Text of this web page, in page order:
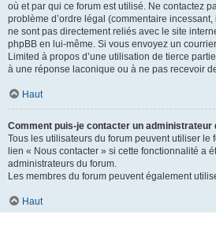
où et par qui ce forum est utilisé. Ne contactez
problème d’ordre légal (commentaire
ne sont pas directement reliés avec le site
phpBB en lui-même. Si vous envoyez un
Limited à propos d’une utilisation de tierce
à une réponse laconique ou à ne pas recevoir
Haut
Comment puis-je contacter un administrateur
Tous les utilisateurs du forum peuvent utiliser le
lien « Nous contacter » si cette fonctionnalité a
administrateurs du forum.
Les membres du forum peuvent également
Haut